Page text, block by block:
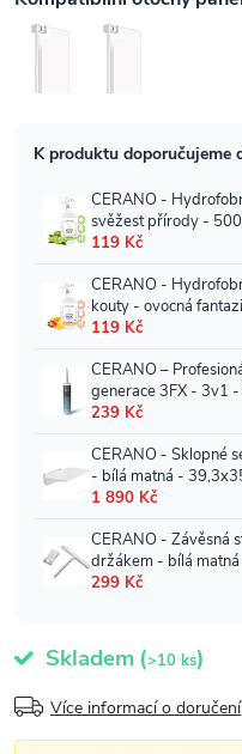
Skladem (>10 ks)
Více informací o doručení